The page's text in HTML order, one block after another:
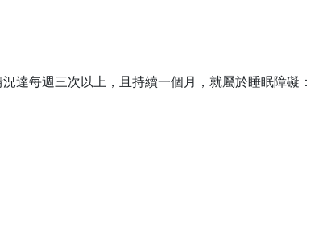
達每週三次以上，且持續一個月，就屬於睡眠障礙：